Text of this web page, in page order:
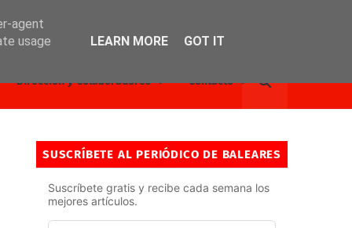
Dirección y Colaboradores Contacto
SUSCRÍBETE AL PERIÓDICO DE BALEARES
Suscríbete gratis y recibe cada semana los
mejores artículos.
agent
usage
LEARN MORE GOT IT